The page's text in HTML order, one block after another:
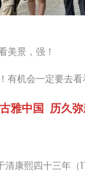
美景，强！
有机会一定要去
古雅中国 历久
清康熙四十三年（